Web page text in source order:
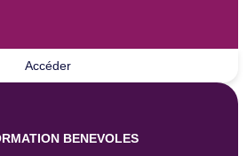
Accéder
BENEVOLES